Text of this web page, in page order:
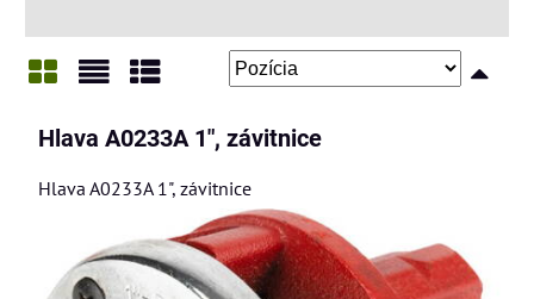
Hlava A0233A 1", závitnice
Hlava A0233A 1", závitnice